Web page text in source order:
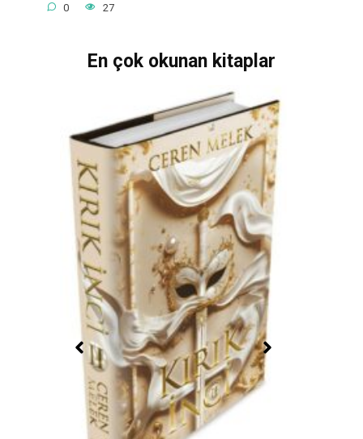
0 27
En çok okunan kitaplar